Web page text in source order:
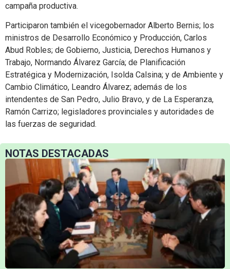
NOTAS DESTACADAS
campaña productiva.
Participaron también el vicegobernador Alberto Bernis; los
ministros de Desarrollo Económico y Producción, Carlos
Abud Robles; de Gobierno, Justicia, Derechos Humanos y
Trabajo, Normando Álvarez García; de Planificación
Estratégica y Modernización, Isolda Calsina; y de Ambiente y
Cambio Climático, Leandro Álvarez; además de los
intendentes de San Pedro, Julio Bravo, y de La Esperanza,
Ramón Carrizo; legisladores provinciales y autoridades de
las fuerzas de seguridad.